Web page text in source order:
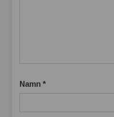
Namn *